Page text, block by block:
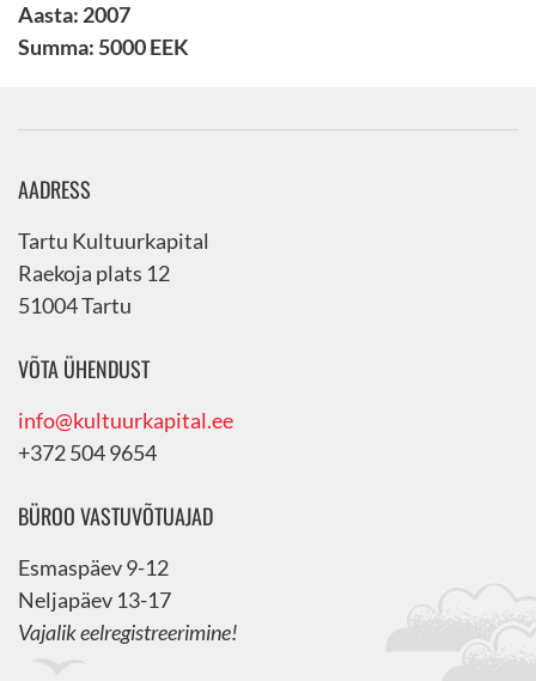
Aasta: 2007
Summa: 5000 EEK
AADRESS
Tartu Kultuurkapital
Raekoja plats 12
51004 Tartu
VÕTA ÜHENDUST
info@kultuurkapital.ee
+372 504 9654
BÜROO VASTUVÕTUAJAD
Esmaspäev 9-12
Neljapäev 13-17
Vajalik eelregistreerimine!